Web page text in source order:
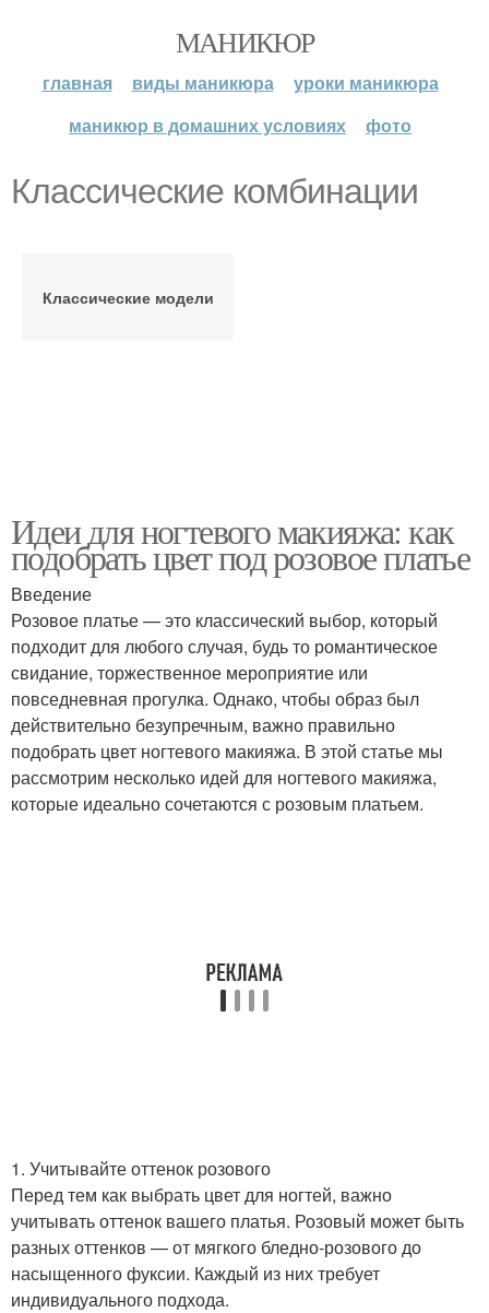
МАНИКЮР
главная виды маникюра
уроки маникюра
маникюр в домашних условиях
фото
Классические комбинации
Классические модели
Идеи для ногтевого макияжа: как
подобрать цвет под розовое платье
Введение
Розовое платье — это классический выбор, который
подходит для любого случая, будь то романтическое
свидание, торжественное мероприятие или
повседневная прогулка. Однако, чтобы образ был
действительно безупречным, важно правильно
подобрать цвет ногтевого макияжа. В этой статье мы
рассмотрим несколько идей для ногтевого макияжа,
которые идеально сочетаются с розовым платьем.
1. Учитывайте оттенок розового
Перед тем как выбрать цвет для ногтей, важно
учитывать оттенок вашего платья. Розовый может быть
разных оттенков — от мягкого бледно-розового до
насыщенного фуксии. Каждый из них требует
индивидуального подхода.